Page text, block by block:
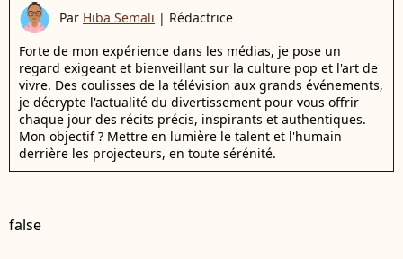
Par Hiba Semali | Rédactrice
Forte de mon expérience dans les médias, je pose un
regard exigeant et bienveillant sur la culture pop et l'art de
vivre. Des coulisses de la télévision aux grands événements,
je décrypte l'actualité du divertissement pour vous offrir
chaque jour des récits précis, inspirants et authentiques.
Mon objectif ? Mettre en lumière le talent et l'humain
derrière les projecteurs, en toute sérénité.
false